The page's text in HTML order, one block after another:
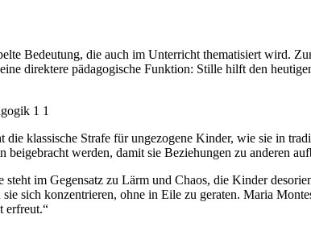
Bedeutung, die auch im Unterricht thematisiert wird.
direktere pädagogische Funktion: Stille hilft den
die klassische Strafe für ungezogene Kinder, wie sie in
werden, damit sie Beziehungen zu anderen
im Gegensatz zu Lärm und Chaos, die Kinder
sich konzentrieren, ohne in Eile zu geraten. Maria
erfreut.“